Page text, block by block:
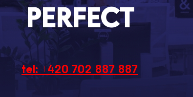
PERFECT
tel: +420 702 887 887